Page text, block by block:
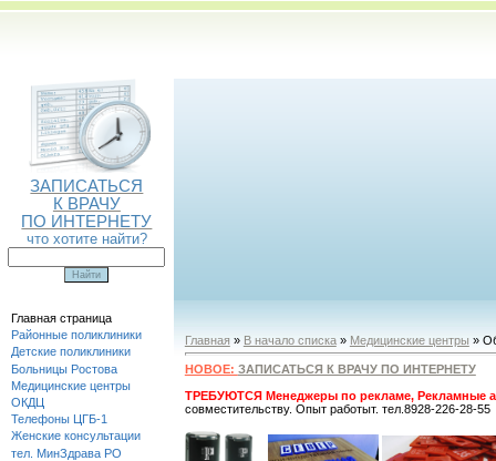
ЗАПИСАТЬСЯ
К ВРАЧУ
ПО ИНТЕРНЕТУ
что хотите найти?
Главная страница
Районные поликлиники
Детские поликлиники
Больницы Ростова
Медицинские центры
ОКДЦ
Телефоны ЦГБ-1
Женские консультации
тел. МинЗдрава РО
Главная » В начало списка» Медицинские центры »
НОВОЕ: ЗАПИСАТЬСЯ К ВРАЧУ ПО ИНТЕРНЕТУ
ТРЕБУЮТСЯ Менеджеры по рекламе, Рекламные
совместительству. Опыт работыт. тел.8928-226-28-55